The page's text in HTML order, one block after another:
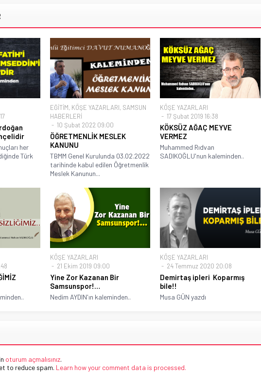
her
Türk
EĞİTİM, KÖŞE YAZARLARI, SAMSUN
HABERLERİ
10 Şubat 2022 09:00
ÖĞRETMENLİK MESLEK
KANUNU
TBMM Genel Kurulunda 03.02.2022
tarihinde kabul edilen Öğretmenlik
Meslek Kanunun...
KÖŞE YAZARLARI
17 Şubat 2019 16:38
KÖKSÜZ AĞAÇ MEYVE
VERMEZ
Muhammed Rıdvan
SADIKOĞLU'nun kaleminden..
KÖŞE YAZARLARI
21 Ekim 2019 09:00
Yine Zor Kazanan Bir
Samsunspor!…
Nedim AYDIN'ın kaleminden..
KÖŞE YAZARLARI
24 Temmuz 2020 20:08
Demirtaş ipleri Koparmış
bile!!
Musa GÜN yazdı
oturum açmalısınız.
to reduce spam. Learn how your comment data is processed.